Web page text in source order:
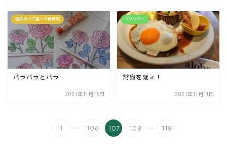
理由あって週イチ義母宅
バラバラとバラ
2021年11月13日
クリッセイ
常識を疑え！
2021年11月11日
1 ... 106 107 108 ... 118